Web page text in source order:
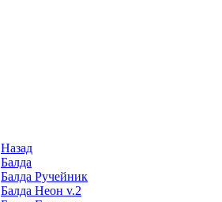
Назад
Балда
Балда Ручейник
Балда Неон v.2